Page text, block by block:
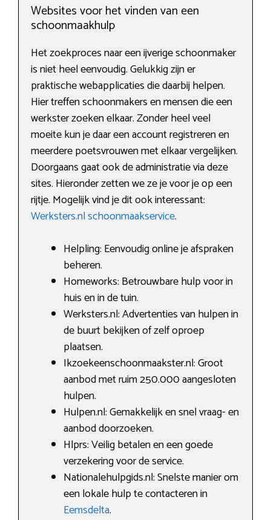
Websites voor het vinden van een
schoonmaakhulp
Het zoekproces naar een ijverige schoonmaker
is niet heel eenvoudig. Gelukkig zijn er
praktische webapplicaties die daarbij helpen.
Hier treffen schoonmakers en mensen die een
werkster zoeken elkaar. Zonder heel veel
moeite kun je daar een account registreren en
meerdere poetsvrouwen met elkaar vergelijken.
Doorgaans gaat ook de administratie via deze
sites. Hieronder zetten we ze je voor je op een
rijtje. Mogelijk vind je dit ook interessant:
Werksters.nl schoonmaakservice.
Helpling: Eenvoudig online je afspraken
beheren.
Homeworks: Betrouwbare hulp voor in
huis en in de tuin.
Werksters.nl: Advertenties van hulpen in
de buurt bekijken of zelf oproep
plaatsen.
Ikzoekeenschoonmaakster.nl: Groot
aanbod met ruim 250.000 aangesloten
hulpen.
Hulpen.nl: Gemakkelijk en snel vraag- en
aanbod doorzoeken.
Hlprs: Veilig betalen en een goede
verzekering voor de service.
Nationalehulpgids.nl: Snelste manier om
een lokale hulp te contacteren in
Eemsdelta.